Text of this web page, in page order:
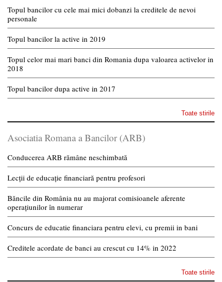
Topul bancilor cu cele mai mici dobanzi la creditele de nevoi
personale
Topul bancilor la active in 2019
Topul celor mai mari banci din Romania dupa valoarea activelor in
2018
Topul bancilor dupa active in 2017
Toate stirile
Asociatia Romana a Bancilor (ARB)
Conducerea ARB rămâne neschimbată
Lecții de educație financiară pentru profesori
Băncile din România nu au majorat comisioanele aferente
operațiunilor în numerar
Concurs de educatie financiara pentru elevi, cu premii in bani
Creditele acordate de banci au crescut cu 14% in 2022
Toate stirile